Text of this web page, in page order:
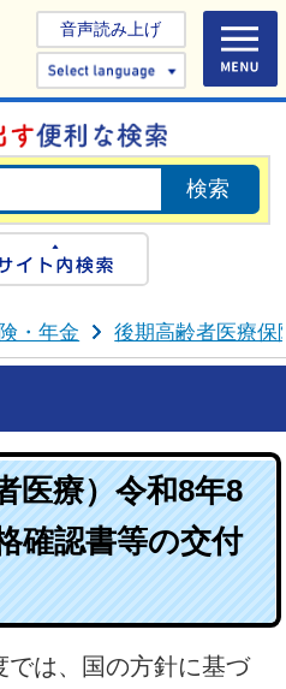
音声読み上げ
Select
検索
・年金 後期高齢者医療保
医療）令和8年8
確認書等の交付
は、国の方針に基づ